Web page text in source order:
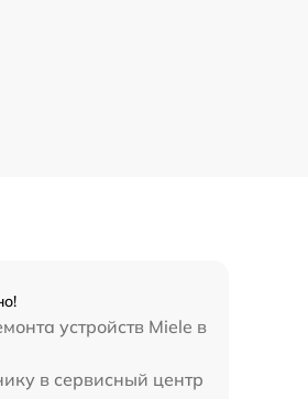
устройств Miele в
в сервисный центр